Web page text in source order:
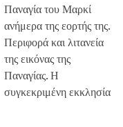
Παναγία του Μαρκί
ανήμερα της εορτής της.
Περιφορά και λιτανεία
της εικόνας της
Παναγίας. Η
συγκεκριμένη εκκλησία